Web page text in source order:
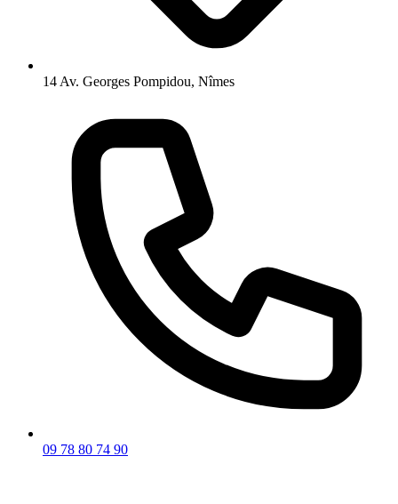
14 Av. Georges Pompidou, Nîmes
09 78 80 74 90